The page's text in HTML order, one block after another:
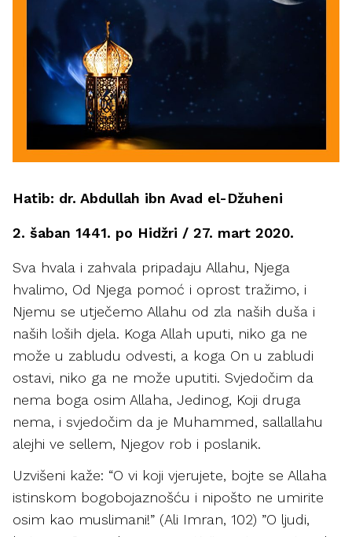
Hatib: dr. Abdullah ibn Avad el-Džuheni
2. šaban 1441. po Hidžri / 27. mart 2020.
Sva hvala i zahvala pripadaju Allahu, Njega
hvalimo, Od Njega pomoć i oprost tražimo, i
Njemu se utječemo Allahu od zla naših duša i
naših loših djela. Koga Allah uputi, niko ga ne
može u zabludu odvesti, a koga On u zabludi
ostavi, niko ga ne može uputiti. Svjedočim da
nema boga osim Allaha, Jedinog, Koji druga
nema, i svjedočim da je Muhammed, sallallahu
alejhi ve sellem, Njegov rob i poslanik.
Uzvišeni kaže: “O vi koji vjerujete, bojte se Allaha
istinskom bogobojaznošću i nipošto ne umirite
osim kao muslimani!” (Ali Imran, 102) ”O ljudi,